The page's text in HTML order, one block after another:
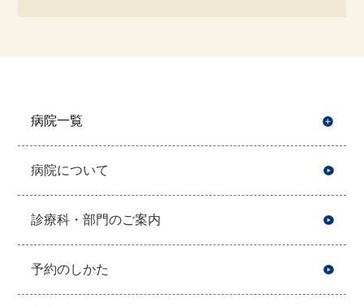
病院一覧
病院について
診療科・部門のご案内
予約のしかた